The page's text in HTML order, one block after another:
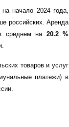
начало 2024 года,
российских. Аренда
среднем на 20.2%
товаров и услуг
платежи) в